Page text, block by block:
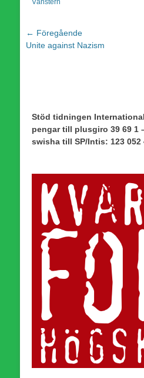
Inläggsnavigering
← Föregående
Föregående
Unite against Nazism
Stöd tidningen
pengar till plusgiro 39 69 1
swisha till SP/Intis: 123 052